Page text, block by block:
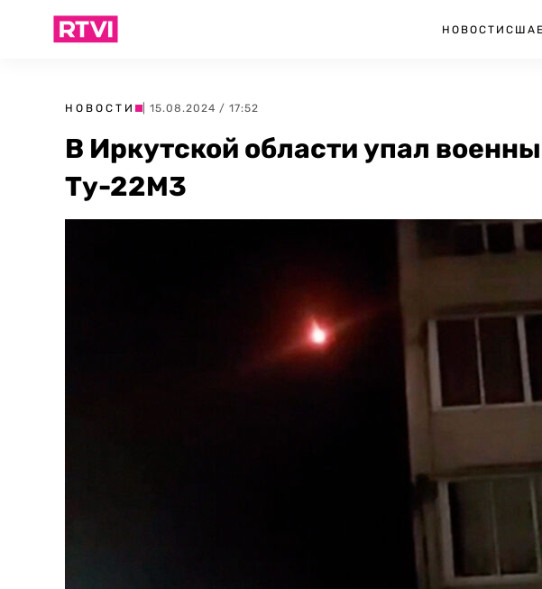
НОВОСТИ США
НОВОСТИ | 15.08.2024 / 17:52
В Иркутской области упал
Ту-22М3